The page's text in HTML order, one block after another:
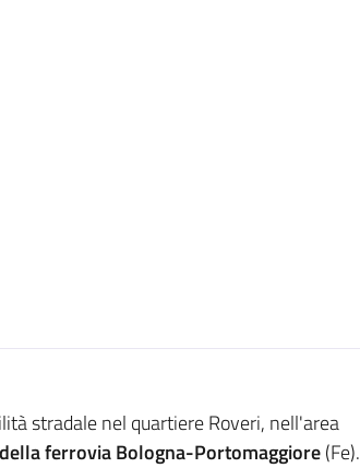
stradale nel quartiere Roveri, nell'area
ferrovia Bologna-Portomaggiore(Fe).